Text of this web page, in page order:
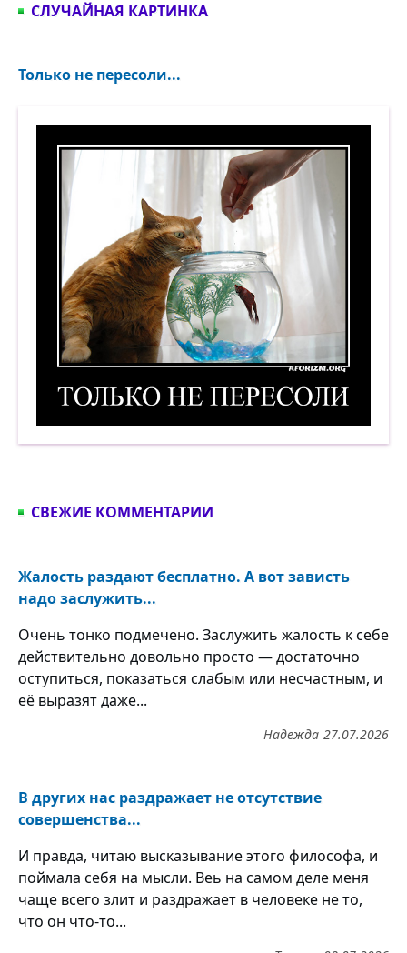
СЛУЧАЙНАЯ КАРТИНКА
Только не пересоли...
СВЕЖИЕ КОММЕНТАРИИ
Жалость раздают бесплатно. А вот зависть
надо заслужить...
Очень тонко подмечено. Заслужить жалость к себе
действительно довольно просто — достаточно
оступиться, показаться слабым или несчастным, и
её выразят даже...
27.07.2026
Надежда
В других нас раздражает не отсутствие
совершенства...
И правда, читаю высказывание этого философа, и
поймала себя на мысли. Веь на самом деле меня
чаще всего злит и раздражает в человеке не то,
что он что-то...